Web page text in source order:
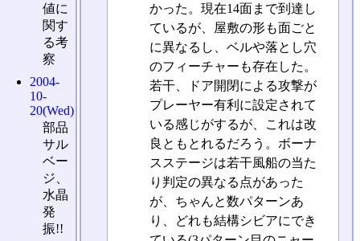
かった。現在14面まで到達し
ているが、屋敷の形も面ごと
に異なるし、ベルや落とし穴
のフィーチャーも存在した。
若干、ドア開閉による攻撃が
プレーヤー有利に設定されて
いる感じがするが、これは改
良ともとれるだろう。ボーナ
スステージは若干風船の当た
り判定の異なる点があった
が、ちゃんと数パターンあ
り、どれも結構シビアにでき
値に
関す
る考
察
2004-
10-
20(Wed)
部品
サル
ベー
ジ、
水晶
発
振!!